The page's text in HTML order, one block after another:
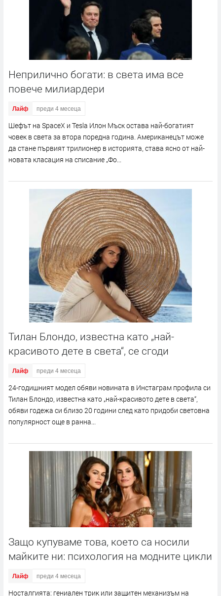
Неприлично богати: в света има все
повече милиардери
Лайф преди 4 месеца
Шефът на SpaceX и Tesla Илон Мъск остава най-богатият
човек в света за втора поредна година. Американецът може
да стане първият трилионер в историята, става ясно от най-
новата класация на списание „Фо...
Тилан Блондо, известна като „най-
красивото дете в света“, се сгоди
Лайф преди 4 месеца
24-годишният модел обяви новината в Инстаграм профила си
Тилан Блондо, известна като „най-красивото дете в света“,
обяви годежа си близо 20 години след като придоби световна
популярност още в ранна...
Защо купуваме това, което са носили
майките ни: психология на модните цикли
Лайф преди 4 месеца
Носталгията: гениален трик или защитен механизъм на